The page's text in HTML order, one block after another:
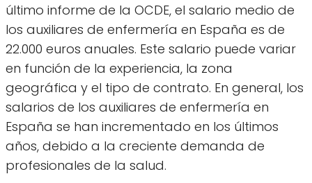
último informe de la OCDE, el salario medio de
los auxiliares de enfermería en España es de
22.000 euros anuales. Este salario puede variar
en función de la experiencia, la zona
geográfica y el tipo de contrato. En general, los
salarios de los auxiliares de enfermería en
España se han incrementado en los últimos
años, debido a la creciente demanda de
profesionales de la salud.